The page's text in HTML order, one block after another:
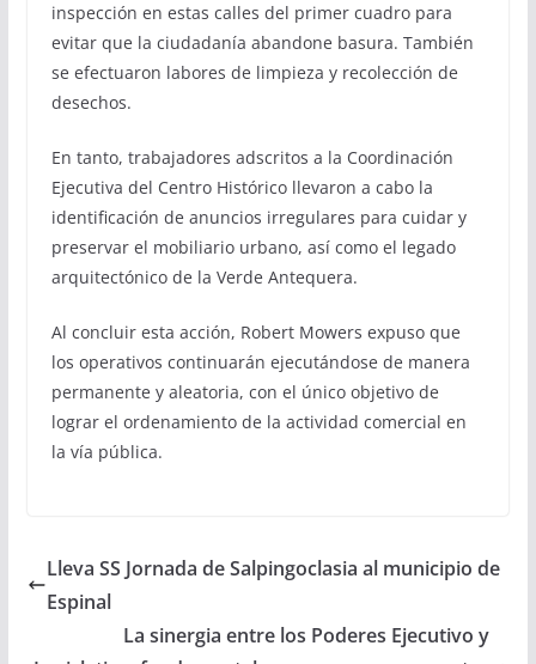
inspección en estas calles del primer cuadro para
evitar que la ciudadanía abandone basura. También
se efectuaron labores de limpieza y recolección de
desechos.
En tanto, trabajadores adscritos a la Coordinación
Ejecutiva del Centro Histórico llevaron a cabo la
identificación de anuncios irregulares para cuidar y
preservar el mobiliario urbano, así como el legado
arquitectónico de la Verde Antequera.
Al concluir esta acción, Robert Mowers expuso que
los operativos continuarán ejecutándose de manera
permanente y aleatoria, con el único objetivo de
lograr el ordenamiento de la actividad comercial en
la vía pública.
Lleva SS Jornada de Salpingoclasia al municipio de
Espinal
La sinergia entre los Poderes Ejecutivo y